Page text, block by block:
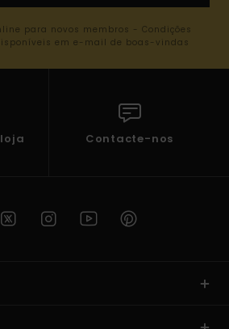
para novos membros - Condições
em e-mail de boas-vindas
Contacte-nos